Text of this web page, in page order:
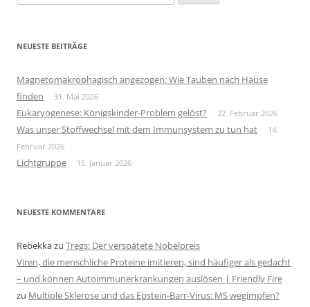
nach:
NEUESTE BEITRÄGE
Magnetomakrophagisch angezogen: Wie Tauben nach Hause
finden
31. Mai 2026
Eukaryogenese: Königskinder-Problem gelöst? 22. Februar 2026
Was unser Stoffwechsel mit dem Immunsystem zu tun hat
14.
Februar 2026
Lichtgruppe 15. Januar 2026
NEUESTE KOMMENTARE
Rebekkazu Tregs: Der verspätete Nobelpreis
Viren, die menschliche Proteine imitieren, sind häufiger als gedacht
– und können Autoimmunerkrankungen auslösen | Friendly Fire
zu Multiple Sklerose und das Epstein-Barr-Virus: MS wegimpfen?